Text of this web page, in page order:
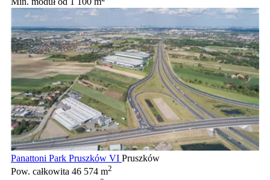
Panattoni Park Pruszków VI Pruszków
Pow. całkowita 46 574 m2